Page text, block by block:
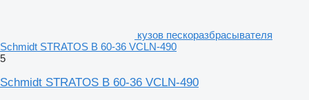
кузов пескоразбрасывателя
Schmidt STRATOS B 60-36 VCLN-490
5
Schmidt STRATOS B 60-36 VCLN-490